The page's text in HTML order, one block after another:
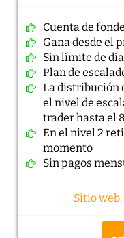
Cuenta de
Gana desde el
Sin límite de
Plan de
La distribución
el nivel de
trader hasta el
En el nivel 2
momento
Sin pagos
Sitio